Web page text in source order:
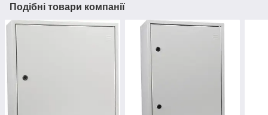
Подібні товари компанії